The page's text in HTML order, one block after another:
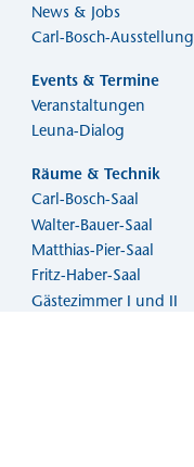
News & Jobs
Carl-Bosch-Ausstellung
Events & Termine
Veranstaltungen
Leuna-Dialog
Räume & Technik
Carl-Bosch-Saal
Walter-Bauer-Saal
Matthias-Pier-Saal
Fritz-Haber-Saal
Gästezimmer I und II